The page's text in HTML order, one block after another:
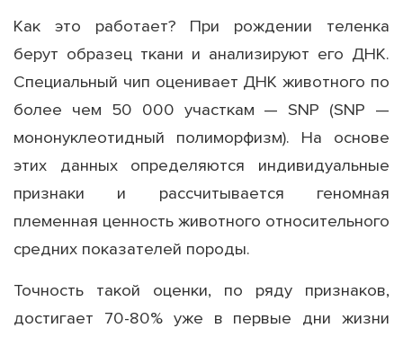
Как это работает? При рождении теленка
берут образец ткани и анализируют его ДНК.
Специальный чип оценивает ДНК животного по
более чем 50 000 участкам — SNP (SNP —
мононуклеотидный полиморфизм). На основе
этих данных определяются индивидуальные
признаки и рассчитывается геномная
племенная ценность животного относительного
средних показателей породы.
Точность такой оценки, по ряду признаков,
достигает 70-80% уже в первые дни жизни